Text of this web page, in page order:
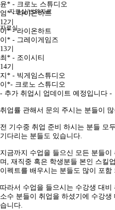
자료실/번역자료
자료실
윤* - 크로노 스튜디오
엄* - 라이온하트
12기
이* - 라이온하트
이* - 그레이게임즈
13기
최* - 조이시티
14기
지* - 빅게임스튜디오
이*- 크로노 스튜디오
- 추가 취업시 업데이트 예정입니다 -
취업률 관해서 문의 주시는 분들이
전 기수중 취업 준비 하시는 분들 모
기다리는 분들도 있습니다.
지금까지 수업을 들으신 모든 분들
며, 재직중 혹은 학생분들 본인 스킬
이펙트를 배우시는 분들도 많이 포함
따라서 수업을 들으시는 수강생 대
소수 분들이 취업을 하셨기에 수강
습니다.